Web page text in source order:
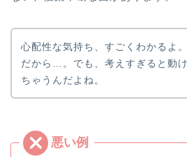
心配性な気持ち、すごくわかるよ
だから…。でも、考えすぎると動
ちゃうんだよね。